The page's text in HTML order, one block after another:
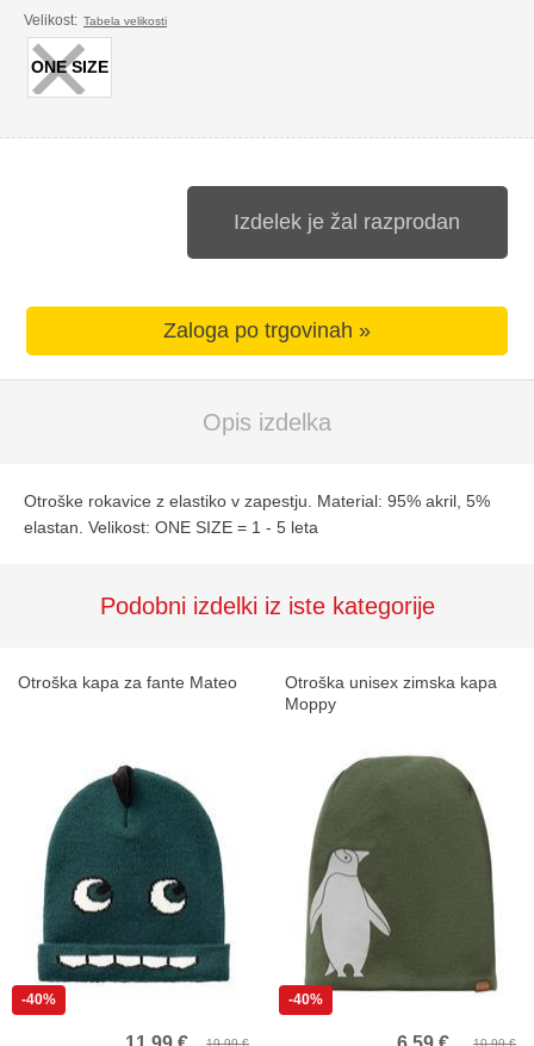
Velikost: Tabela velikosti
ONE SIZE
×
Izdelek je žal razprodan
Zaloga po trgovinah »
Opis izdelka
Otroške rokavice z elastiko v zapestju. Material: 95% akril, 5%
elastan. Velikost: ONE SIZE = 1 - 5 leta
Podobni izdelki iz iste kategorije
-40%
Otroška kapa za fante Mateo
19,99 €
-40%
Otroška unisex zimska kapa
Moppy
10,99 €
Prvič pri nas?